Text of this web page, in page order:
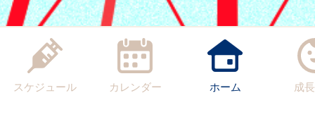
スケジュール カレンダー ホーム 成